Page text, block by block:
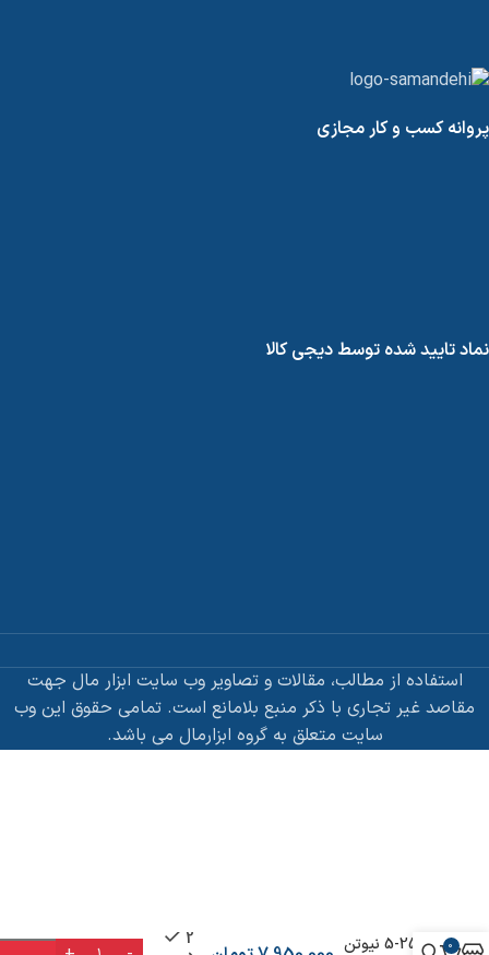
پروانه کسب و کار مجازی
نماد تایید شده توسط دیجی کالا
استفاده از مطالب، مقالات و تصاویر وب سایت ابزار مال جهت
مقاصد غیر تجاری با ذکر منبع بلامانع است. تمامی حقوق این وب
سایت متعلق به گروه ابزارمال می باشد.
25-5 نیوتن
2 0